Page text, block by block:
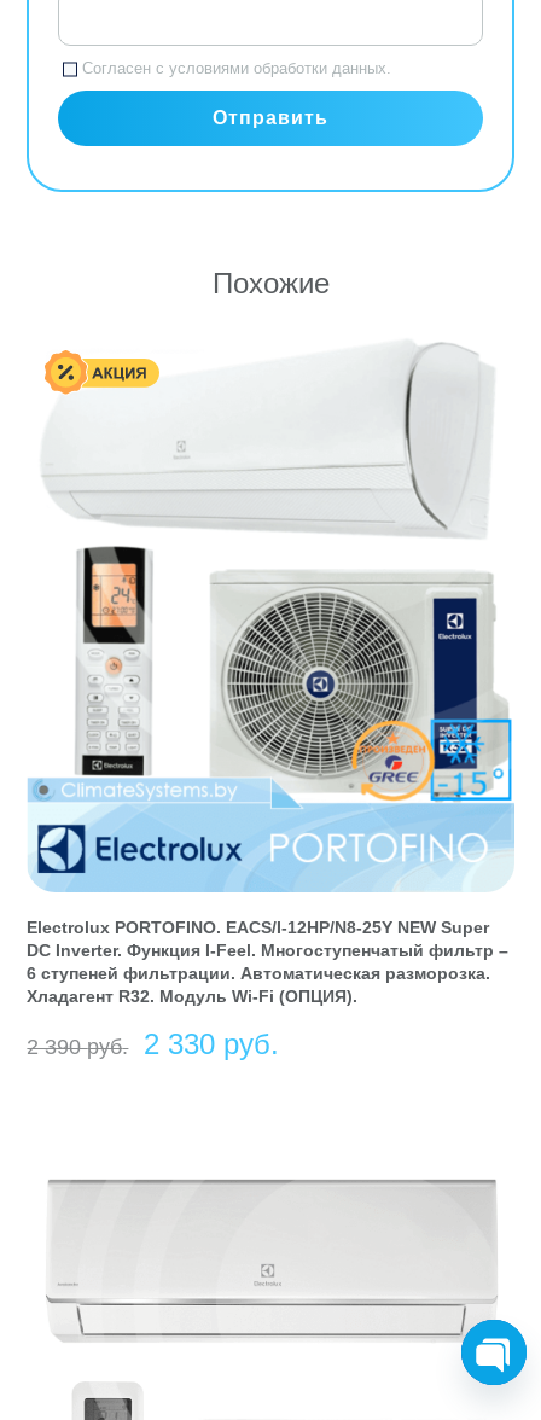
Согласен с условиями обработки данных.
Похожие
Electrolux PORTOFINO. EACS/I-12HP/N8-25Y NEW Super
DC Inverter. Функция I-Feel. Многоступенчатый фильтр –
6 ступеней фильтрации. Автоматическая разморозка.
Хладагент R32. Модуль Wi-Fi (ОПЦИЯ).
2 390руб Первоначальная
2 330 руб